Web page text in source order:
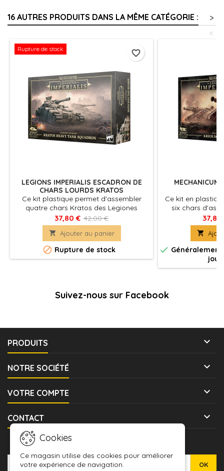
16 AUTRES PRODUITS DANS LA MÊME CATÉGORIE :
>
<
Rupture de stock
LEGIONS IMPERIALIS ESCADRON DE
CHARS LOURDS KRATOS
Ce kit plastique permet d'assembler
quatre chars Kratos des Legiones
Astartes à l'échelle epic.
37,80 € 42,00 €
 Ajouter au panier
 Rupture de stock
favorite_border
MECHANICUM
Ce kit en
six chars
dans vos
Mechanicum
dans vos
ou de Solar
Legions
être
Combat Krios,
37,80

 Généralement
Suivez-nous sur Facebook
PRODUITS 
NOTRE SOCIÉTÉ 
VOTRE COMPTE 
CONTACT 
Cookies
Ce magasin utilise des cookies pour améliorer
votre expérience de navigation.
LETTRE D'INFORMATIONS